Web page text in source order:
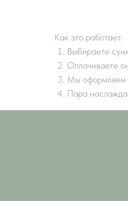
Как это работает:
Выбираете
Оплачиваете
Мы оформляем
Пара